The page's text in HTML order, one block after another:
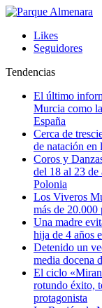
Likes
Seguidores
Tendencias
El último
Murcia como
España
Cerca de
de natación en
Coros y
del 18 al 23
Polonia
Los Viveros
más de 20.000
Una madre
hija de 4 años
Detenido un
media docena
El ciclo
rotundo éxito,
protagonista